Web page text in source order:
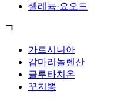
셀레늄·요오드
ㄱ
가르시니아
감마리놀렌산
글루타치온
꾸지뽕